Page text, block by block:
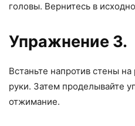
головы. Вернитесь в
Упражнение 3.
Встаньте напротив стены
руки. Затем проделывайте
отжимание.